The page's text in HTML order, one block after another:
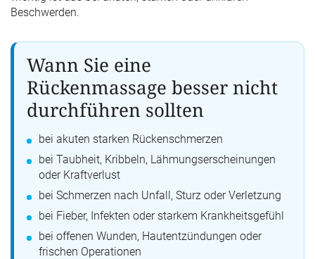
Beschwerden.
Wann Sie eine
Rückenmassage besser nicht
durchführen sollten
bei akuten starken Rückenschmerzen
bei Taubheit, Kribbeln, Lähmungserscheinungen
oder Kraftverlust
bei Schmerzen nach Unfall, Sturz oder Verletzung
bei Fieber, Infekten oder starkem Krankheitsgefühl
bei offenen Wunden, Hautentzündungen oder
frischen Operationen